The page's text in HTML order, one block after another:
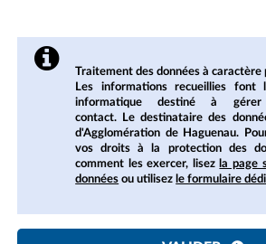
Traitement des données à caractère
Les informations recueillies font
informatique destiné à
contact. Le destinataire des
d'Agglomération de Haguenau.
vos droits à la protection des
comment les exercer, lisez la page
données ou utilisez le formulaire